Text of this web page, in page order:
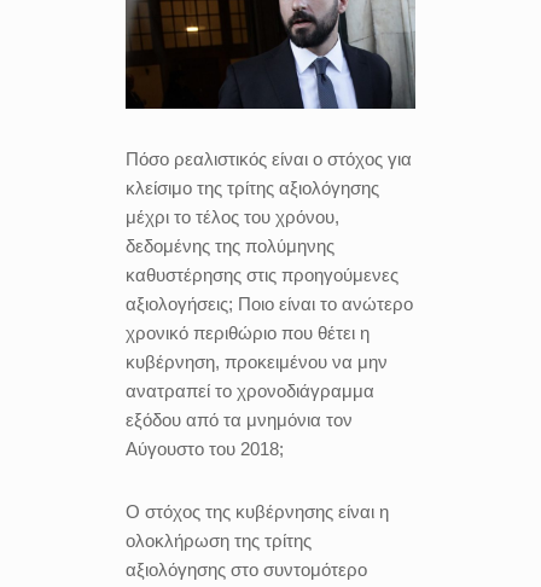
Πόσο ρεαλιστικός είναι ο στόχος για
κλείσιμο της τρίτης αξιολόγησης
μέχρι το τέλος του χρόνου,
δεδομένης της πολύμηνης
καθυστέρησης στις προηγούμενες
αξιολογήσεις; Ποιο είναι το ανώτερο
χρονικό περιθώριο που θέτει η
κυβέρνηση, προκειμένου να μην
ανατραπεί το χρονοδιάγραμμα
εξόδου από τα μνημόνια τον
Αύγουστο του 2018;
Ο στόχος της κυβέρνησης είναι η
ολοκλήρωση της τρίτης
αξιολόγησης στο συντομότερο